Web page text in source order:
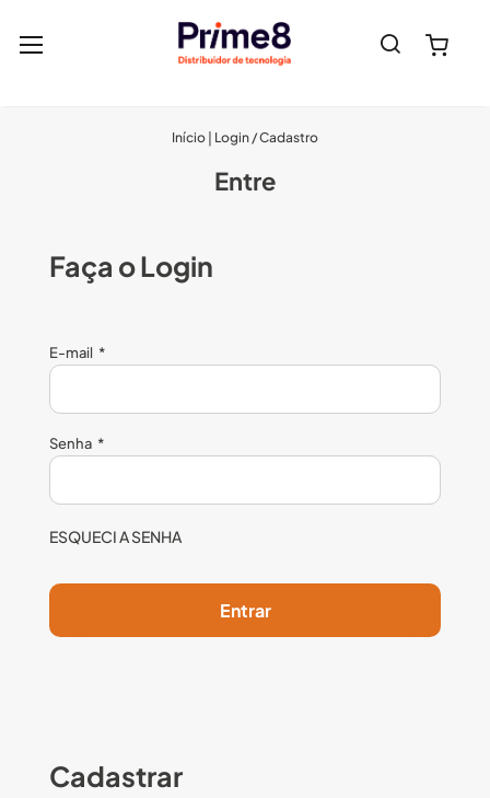
Pesquisa
Início Login / Cadastro
Entre
Faça o Login
E-mail
Senha
ESQUECI A SENHA
Entrar
Cadastrar